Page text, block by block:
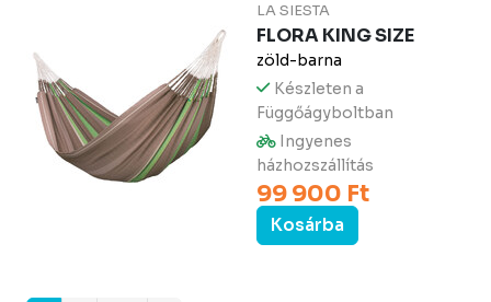
LA SIESTA
FLORA KING SIZE
zöld-barna
Készleten a
Függőágyboltban
Ingyenes
házhozszállítás
99 900 Ft
Kosárba